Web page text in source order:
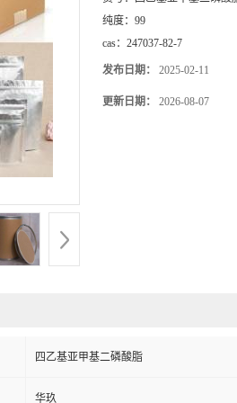
纯度： 99
cas： 247037-82-7
发布日期： 2025-02-11
更新日期： 2026-08-07
四乙基亚甲基二磷酸脂
华玖